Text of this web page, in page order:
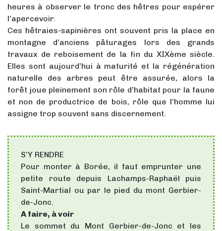
heures à observer le tronc des hêtres pour espérer
l’apercevoir.
Ces hêtraies-sapinières ont souvent pris la place en
montagne d’anciens pâturages lors des grands
travaux de reboisement de la fin du XIXème siècle.
Elles sont aujourd’hui à maturité et la régénération
naturelle des arbres peut être assurée, alors la
forêt joue pleinement son rôle d’habitat pour la faune
et non de productrice de bois, rôle que l’homme lui
assigne trop souvent sans discernement.
S’Y RENDRE
Pour monter à Borée, il faut emprunter une
petite route depuis Lachamps-Raphaël puis
Saint-Martial ou par le pied du mont Gerbier-
de-Jonc.
A faire, à voir
Le sommet du Mont Gerbier-de-Jonc et les